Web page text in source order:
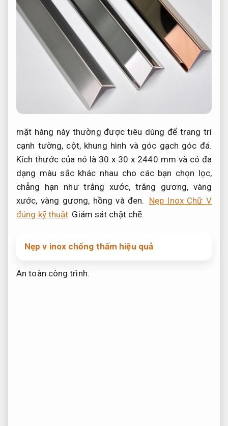
mặt hàng này thường được tiêu dùng để trang trí
cạnh tường, cột, khung hình và góc gạch góc đá.
Kích thước của nó là 30 x 30 x 2440 mm và có đa
dạng màu sắc khác nhau cho các bạn chọn lọc,
chẳng hạn như trắng xước, trắng gương, vàng
xước, vàng gương, hồng và đen.
Nẹp Inox Chữ V
đúng kỹ thuật Giám sát chặt chẽ.
Nẹp v inox chống thấm hiệu quả
An toàn công trình.